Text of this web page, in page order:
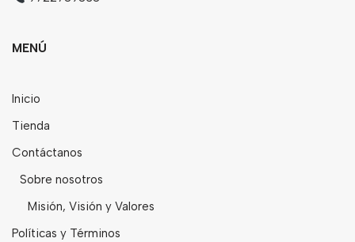
MENÚ
Inicio
Tienda
Contáctanos
Sobre nosotros
Misión, Visión y Valores
Políticas y Términos